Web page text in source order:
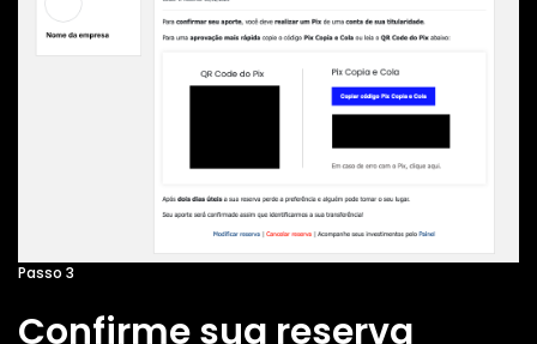
Passo 3
Confirme sua reserva